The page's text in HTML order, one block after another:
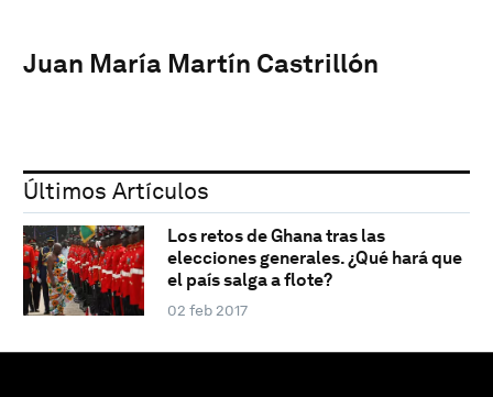
Juan María Martín Castrillón
Últimos Artículos
Los retos de Ghana tras las
elecciones generales. ¿Qué hará que
el país salga a flote?
02 feb 2017